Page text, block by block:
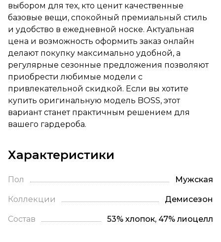
выбором для тех, кто ценит качественные
базовые вещи, спокойный премиальный стиль
и удобство в ежедневной носке. Актуальная
цена и возможность оформить заказ онлайн
делают покупку максимально удобной, а
регулярные сезонные предложения позволяют
приобрести любимые модели с
привлекательной скидкой. Если вы хотите
купить оригинальную модель BOSS, этот
вариант станет практичным решением для
вашего гардероба.
Характеристики
Пол Мужская
Коллекции Демисезон
Состав 53% хлопок, 47% лиоцелл